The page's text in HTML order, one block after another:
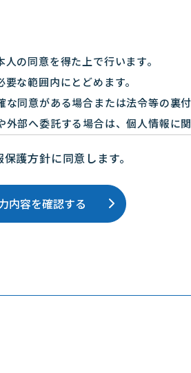
の同意を得た上で行います。
な範囲内にとどめます。
同意がある場合または法令等の裏
部へ委託する場合は、個人情報に
遵守し、本方針の継続的改善に努め
護方針に同意します。
内容を確認する